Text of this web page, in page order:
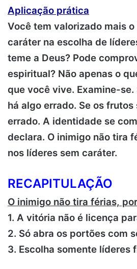
Aplicação prática
Você tem valorizado mais
caráter na escolha de
teme a Deus? Pode
espiritual? Não apenas o
que você vive. Examine-se.
há algo errado. Se os
errado. A identidade se
declara. O inimigo não tira
nos líderes sem caráter.
RECAPITULAÇÃO
O inimigo não tira férias,
1. A vitória não é licença
2. Só abra os portões com
3. Escolha somente líderes